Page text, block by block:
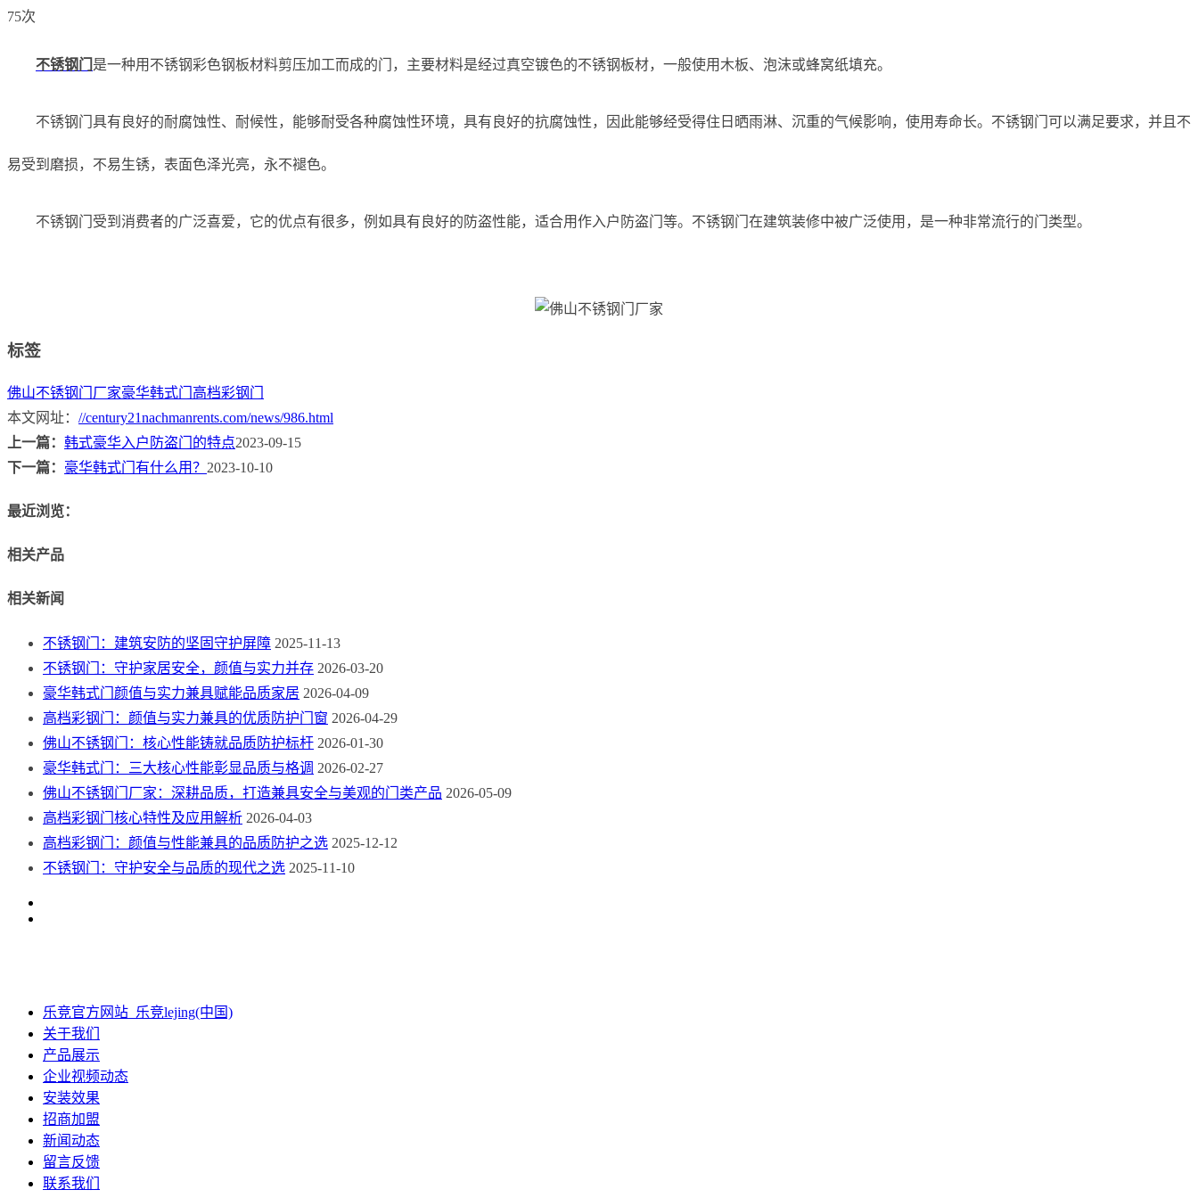
75次
不锈钢门 是一种用不锈钢彩色钢板材料剪压加工而成的门，主要材料是经过真空镀色的不锈钢板材，一般使用木板、泡沫或蜂窝纸填充。
不锈钢门具有良好的耐腐蚀性、耐候性，能够耐受各种腐蚀性环境，具有良好的抗腐蚀性，因此能够经受得住日晒雨淋、沉重的气候影响，使用寿命长。不锈钢门可以满足要求，并且不
易受到磨损，不易生锈，表面色泽光亮，永不褪色。
不锈钢门受到消费者的广泛喜爱，它的优点有很多，例如具有良好的防盗性能，适合用作入户防盗门等。不锈钢门在建筑装修中被广泛使用，是一种非常流行的门类型。
标签
佛山不锈钢门厂家豪华韩式门 高档彩钢门
本文网址： //century21nachmanrents.com/news/986.html
上一篇： 韩式豪华入户防盗门的特点2023-09-15
下一篇： 豪华韩式门有什么用？ 2023-10-10
最近浏览：
相关产品
相关新闻
不锈钢门：建筑安防的坚固守护屏障 2025-11-13
不锈钢门：守护家居安全，颜值与实力并存 2026-03-20
豪华韩式门颜值与实力兼具赋能品质家居 2026-04-09
高档彩钢门：颜值与实力兼具的优质防护门窗 2026-04-29
佛山不锈钢门：核心性能铸就品质防护标杆 2026-01-30
豪华韩式门：三大核心性能彰显品质与格调 2026-02-27
佛山不锈钢门厂家：深耕品质，打造兼具安全与美观的门类产品 2026-05-09
高档彩钢门核心特性及应用解析 2026-04-03
高档彩钢门：颜值与性能兼具的品质防护之选 2025-12-12
不锈钢门：守护安全与品质的现代之选 2025-11-10
乐竞官方网站_乐竞lejing(中国)
关于我们
产品展示
企业视频动态
安装效果
招商加盟
新闻动态
留言反馈
联系我们